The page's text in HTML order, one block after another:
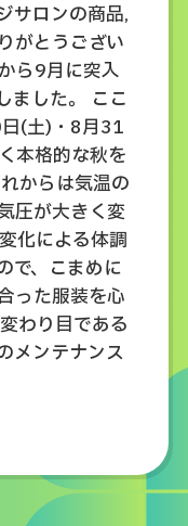
サロンの商品,
がとうござい
ら9月に突入
ました。 ここ
日(土) ・ 8月31
本格的な秋を
からは気温の
圧が大きく変
化による体調
で、こまめに
った服装を心
わり目である
メンテナンス